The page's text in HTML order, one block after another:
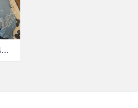
120支高端刺绣长绒棉四件套